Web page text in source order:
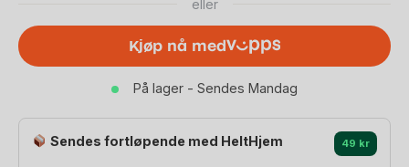
og
Nattlampe
bedre
søvn
eller
Kjøp nå med
På lager - Sendes Mandag
Sendes fortløpende med HeltHjem 49 kr